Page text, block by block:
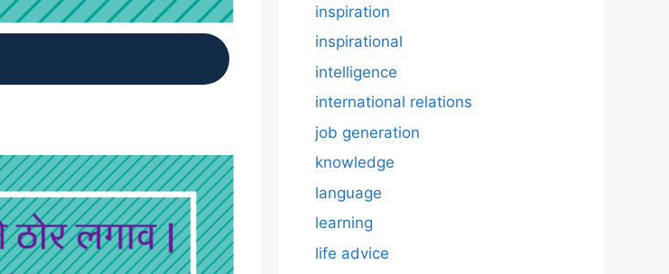
inspiration
inspirational
intelligence
international relations
job generation
knowledge
language
learning
life advice